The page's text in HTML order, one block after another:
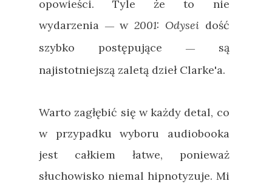
opowieści. Tyle że to nie
wydarzenia
—w 2001: Odysei dość
szybko postępujące
—są
najistotniejszą zaletą dzieł Clarke'a.
Warto zagłębić się w każdy detal, co
w przypadku wyboru audiobooka
jest całkiem łatwe, ponieważ
słuchowisko niemal hipnotyzuje. Mi